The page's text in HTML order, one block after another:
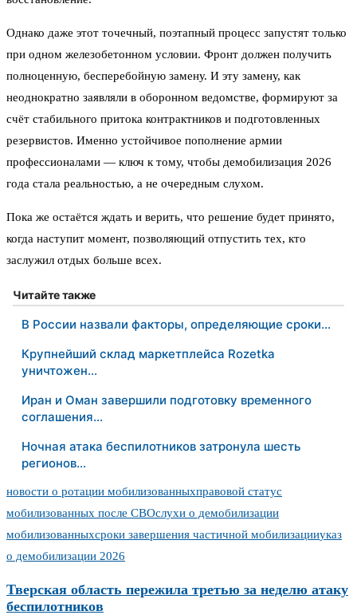
Однако даже этот точечный, поэтапный процесс запустят только
при одном железобетонном условии. Фронт должен получить
полноценную, бесперебойную замену. И эту замену, как
неоднократно заявляли в оборонном ведомстве, формируют за
счёт стабильного притока контрактников и подготовленных
резервистов. Именно устойчивое пополнение армии
профессионалами — ключ к тому, чтобы демобилизация 2026
года стала реальностью, а не очередным слухом.
Пока же остаётся ждать и верить, что решение будет принято,
когда наступит момент, позволяющий отпустить тех, кто
заслужил отдых больше всех.
Читайте также
В России назвали факторы, определяющие сроки…
Крупнейший склад маркетплейса Rozetka
уничтожен…
Иран и Оман завершили подготовку временного
соглашения…
Ночная атака беспилотников затронула шесть
регионов…
новости о ротации мобилизованныхправовой статус
мобилизованных после СВОслухи о демобилизации
мобилизованныхсроки завершения частичной мобилизацииуказ
о демобилизации 2026
Тверская область пережила третью за неделю атаку
беспилотников